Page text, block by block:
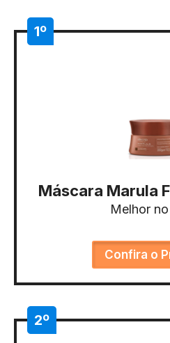
1º
Máscara Marula
Melhor
Confira o
2º